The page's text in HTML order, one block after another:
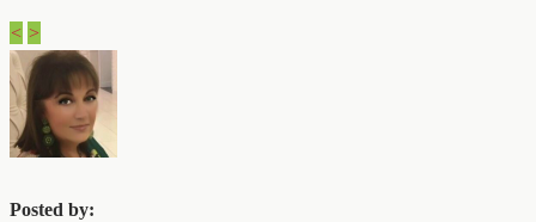
< >
Posted by: